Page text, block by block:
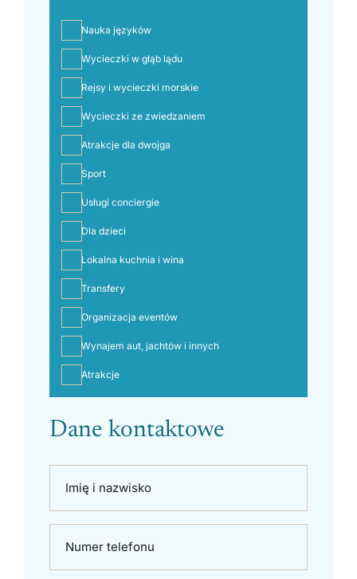
Nauka języków
Wycieczki w głąb lądu
Rejsy i wycieczki morskie
Wycieczki ze zwiedzaniem
Atrakcje dla dwojga
Sport
Usługi conciergie
Dla dzieci
Lokalna kuchnia i wina
Transfery
Organizacja eventów
Wynajem aut, jachtów i innych
Atrakcje
Dane kontaktowe
Imię i nazwisko
Numer telefonu